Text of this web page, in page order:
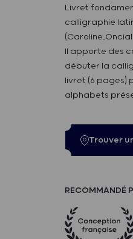
Livret
calligraphie
Il apporte des
débuter la
livret (6 pages)
alphabets
Trouver
RECOMMANDÉ